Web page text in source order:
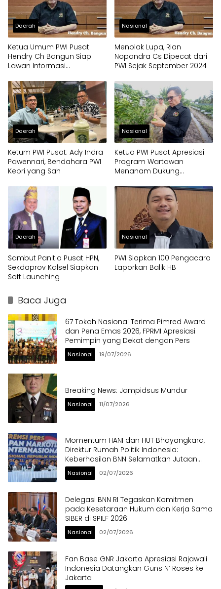
Daerah
Ketua Umum PWI Pusat
Hendry Ch Bangun Siap
Lawan Informasi
Dewan Pers
Nasional
Menolak Lupa, Rian
Nopandra Cs Dipecat dari
PWI Sejak September 2024
Daerah
Ketum PWI Pusat: Ady Indra
Pawennari, Bendahara PWI
Kepri yang Sah
Nasional
Ketua PWI Pusat Apresiasi
Program Wartawan
Menanam Dukung
Daerah
Sambut Panitia Pusat HPN,
Sekdaprov Kalsel Siapkan
Soft Launching
Nasional
PWI Siapkan 100 Pengacara
Laporkan Balik HB
Baca Juga
67 Tokoh Nasional Terima Pimred Award
dan Pena Emas 2026, FPRMI Apresiasi
Pemimpin yang Dekat dengan Pers
Nasional 19/07/2026
Breaking News: Jampidsus Mundur
Nasional 11/07/2026
Momentum HANI dan HUT Bhayangkara,
Direktur Rumah Politik Indonesia:
Keberhasilan BNN Selamatkan Jutaan
Anak Bangsa dari Ancaman Narkoba
Nasional 02/07/2026
Delegasi BNN RI Tegaskan Komitmen
pada Kesetaraan Hukum dan Kerja Sama
SIBER di SPILF 2026
Nasional 02/07/2026
Fan Base GNR Jakarta Apresiasi Rajawali
Indonesia Datangkan Guns N’ Roses ke
Jakarta